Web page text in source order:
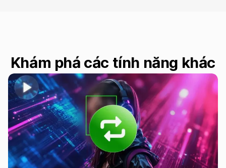
Khám phá các tính năng khác